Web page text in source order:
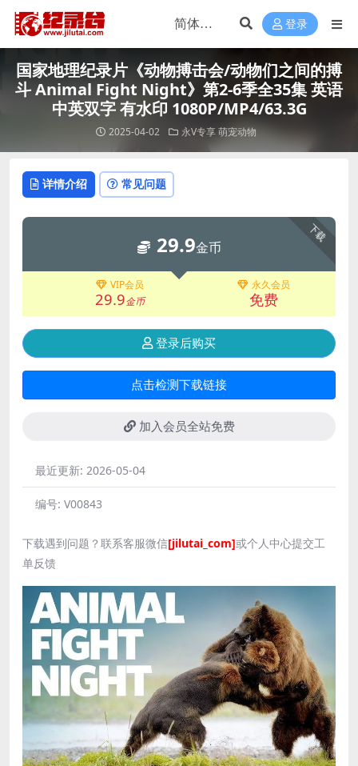
登录
国家地理纪录片《动物搏击会/动物们之间的搏
斗 Animal Fight Night》第2-6季全35集 英语
中英双字 有水印 1080P/MP4/63.3G
2025-04-02 永V专享 萌宠动物
详情介绍 常见问题
下载
29.9金币
VIP会员
29.9金币
永久会员
免费
登录后购买
点击检测下载链接
加入会员全站免费
最近更新: 2026-05-04
编号: V00843
下载遇到问题？联系客服微信[jilutai_com]或个人中心提交工
单反馈